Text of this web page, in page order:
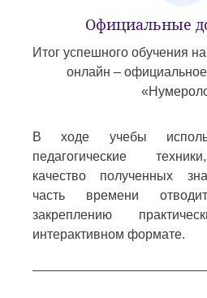
Официальные
Итог успешного обучения
онлайн – официальное
В ходе учебы
педагогические
качество полученных
часть времени
закреплению
интерактивном формате.